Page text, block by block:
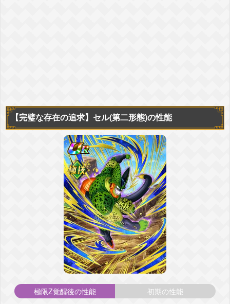
【完璧な存在の追求】 セル(第二形態)の性能
極限Z覚醒後の性能
初期の性能